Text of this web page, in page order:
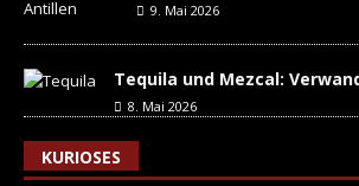
9. Mai 2026
Tequila und Mezcal:
8. Mai 2026
KURIOSES